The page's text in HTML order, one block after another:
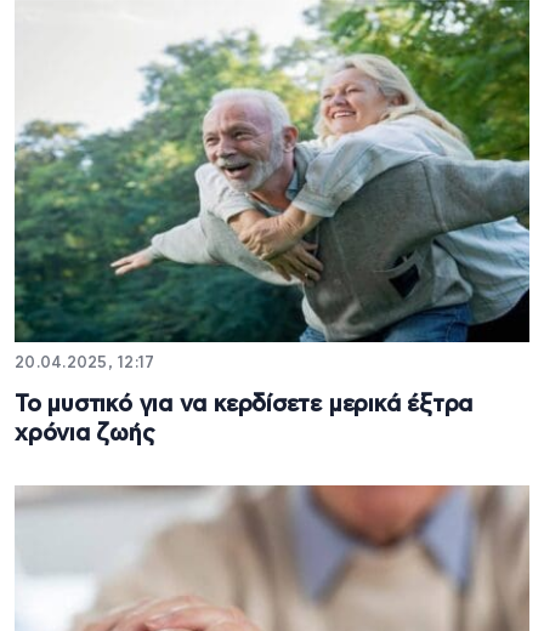
20.04.2025, 12:17
Το μυστικό για να κερδίσετε μερικά έξτρα
χρόνια ζωής